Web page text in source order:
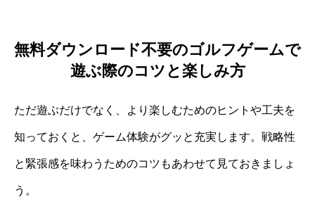
無料ダウンロード不要のゴルフゲームで
遊ぶ際のコツと楽しみ方
ただ遊ぶだけでなく、より楽しむためのヒントや工夫を
知っておくと、ゲーム体験がグッと充実します。戦略性
と緊張感を味わうためのコツもあわせて見ておきましょ
う。